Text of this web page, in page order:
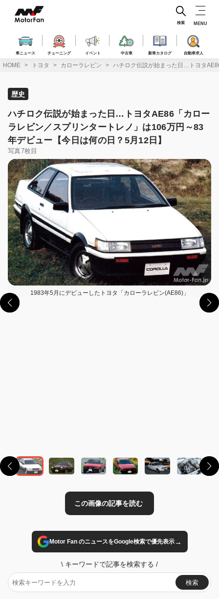
ス
車ニュース チューニング イベント 中古車 新車カタログ 自動車求人
検索 MENU
HOME トヨタ カローラレビン ハチロク伝説が始まった日…トヨタ
歴史
ハチロク伝説が始まった日…トヨタAE86「カロー
ラレビン／スプリンタートレノ」は106万円～83
年デビュー【今日は何の日？5月12日】
写真7枚目
1983年5月にデビューしたトヨタ「カローラレビン(AE86)」
Motor Fan のニュースをGoogle検索で優先表示→
\ キーワードで記事を検索する /
検索